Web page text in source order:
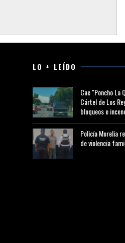
LO + LEÍDO
Cae "Poncho
Cártel de Los
bloqueos e
Policía Morelia
de violencia